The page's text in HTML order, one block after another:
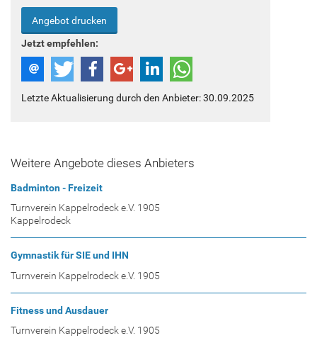
Angebot drucken
Jetzt empfehlen:
Letzte Aktualisierung durch den Anbieter: 30.09.2025
Weitere Angebote dieses Anbieters
Badminton - Freizeit
Turnverein Kappelrodeck e.V. 1905
Kappelrodeck
Gymnastik für SIE und IHN
Turnverein Kappelrodeck e.V. 1905
Fitness und Ausdauer
Turnverein Kappelrodeck e.V. 1905